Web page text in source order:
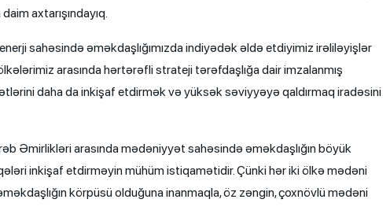
axtarışındayıq.
sahəsində əməkdaşlığımızda indiyədək əldə etdiyimiz irəliləyişlər
arasında hərtərəfli strateji tərəfdaşlığa dair imzalanmış
daha da inkişaf etdirmək və yüksək səviyyəyə qaldırmaq iradəsini
Əmirlikləri arasında mədəniyyət sahəsində əməkdaşlığın böyük
inkişaf etdirməyin mühüm istiqamətidir. Çünki hər iki ölkə mədəni
körpüsü olduğuna inanmaqla, öz zəngin, çoxnövlü mədəni